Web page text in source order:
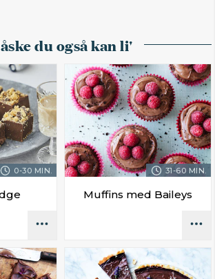
du også kan li'
0-30 MIN. 31-60 MIN.
Muffins med Baileys